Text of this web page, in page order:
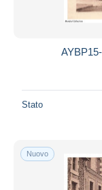
Stato
Nuovo